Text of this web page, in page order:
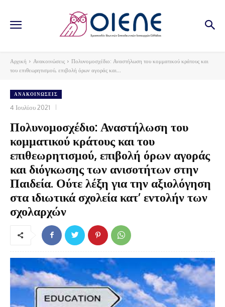
Αρχική Ανακοινώσεις
Πολυνομοσχέδιο: Αναστήλωση του κομματικού κράτους και
του επιθεωρητισμού, επιβολή όρων αγοράς και...
ΑΝΑΚΟΙΝΏΣΕΙΣ
4 Ιουλίου 2021
Πολυνομοσχέδιο: Αναστήλωση του
κομματικού κράτους και του
επιθεωρητισμού, επιβολή όρων αγοράς
και διόγκωσης των ανισοτήτων στην
Παιδεία. Ούτε λέξη για την αξιολόγηση
στα ιδιωτικά σχολεία κατ’ εντολήν των
σχολαρχών